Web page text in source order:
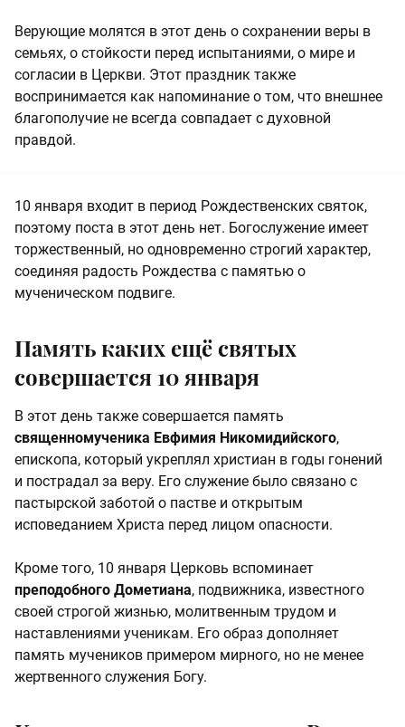
Верующие молятся в этот день о сохранении веры в
семьях, о стойкости перед испытаниями, о мире и
согласии в Церкви. Этот праздник также
воспринимается как напоминание о том, что внешнее
благополучие не всегда совпадает с духовной
правдой.
10 января входит в период Рождественских святок,
поэтому поста в этот день нет. Богослужение имеет
торжественный, но одновременно строгий характер,
соединяя радость Рождества с памятью о
мученическом подвиге.
Память каких ещё святых
совершается 10 января
В этот день также совершается память
священномученика Евфимия Никомидийского,
епископа, который укреплял христиан в годы гонений
и пострадал за веру. Его служение было связано с
пастырской заботой о пастве и открытым
исповеданием Христа перед лицом опасности.
Кроме того, 10 января Церковь вспоминает
преподобного Дометиана, подвижника, известного
своей строгой жизнью, молитвенным трудом и
наставлениями ученикам. Его образ дополняет
память мучеников примером мирного, но не менее
жертвенного служения Богу.